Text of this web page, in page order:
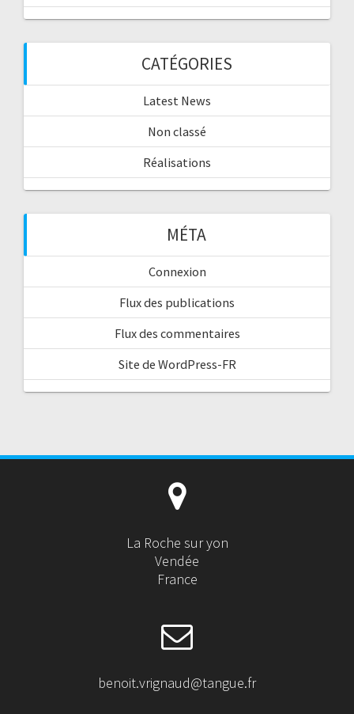
CATÉGORIES
Latest News
Non classé
Réalisations
MÉTA
Connexion
Flux des publications
Flux des commentaires
Site de WordPress-FR
La Roche sur yon
Vendée
France
benoit.vrignaud@tangue.fr